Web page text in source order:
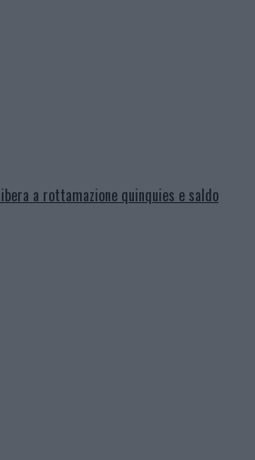
a rottamazione quinquies e saldo